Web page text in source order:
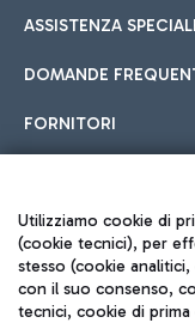
ASSISTENZA
DOMANDE
FORNITORI
Seguici sui
Utilizziamo cookie di
(cookie tecnici), per
stesso (cookie
con il suo consenso,
tecnici, cookie di